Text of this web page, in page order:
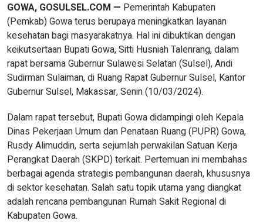
GOWA, GOSULSEL.COM — Pemerintah Kabupaten
(Pemkab) Gowa terus berupaya meningkatkan layanan
kesehatan bagi masyarakatnya. Hal ini dibuktikan dengan
keikutsertaan Bupati Gowa, Sitti Husniah Talenrang, dalam
rapat bersama Gubernur Sulawesi Selatan (Sulsel), Andi
Sudirman Sulaiman, di Ruang Rapat Gubernur Sulsel, Kantor
Gubernur Sulsel, Makassar, Senin (10/03/2024).
Dalam rapat tersebut, Bupati Gowa didampingi oleh Kepala
Dinas Pekerjaan Umum dan Penataan Ruang (PUPR) Gowa,
Rusdy Alimuddin, serta sejumlah perwakilan Satuan Kerja
Perangkat Daerah (SKPD) terkait. Pertemuan ini membahas
berbagai agenda strategis pembangunan daerah, khususnya
di sektor kesehatan. Salah satu topik utama yang diangkat
adalah rencana pembangunan Rumah Sakit Regional di
Kabupaten Gowa.